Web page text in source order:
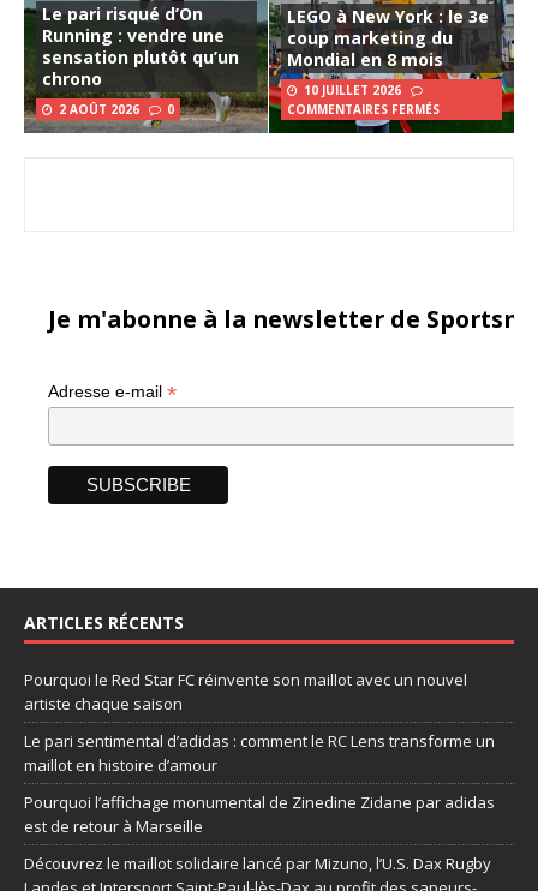
Le pari risqué d’On
Running : vendre une
sensation plutôt qu’un
chrono
2 AOÛT 2026 0
LEGO à New York : le 3e
coup marketing du
Mondial en 8 mois
10 JUILLET 2026
COMMENTAIRES FERMÉS
Je m'abonne à la newsletter de
Adresse e-mail *
ARTICLES RÉCENTS
Pourquoi le Red Star FC réinvente son maillot avec un nouvel
artiste chaque saison
Le pari sentimental d’adidas : comment le RC Lens transforme un
maillot en histoire d’amour
Pourquoi l’affichage monumental de Zinedine Zidane par adidas
est de retour à Marseille
Découvrez le maillot solidaire lancé par Mizuno, l’U.S. Dax Rugby